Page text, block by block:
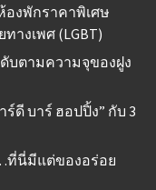
องพักราคาพิเศษ
งเพศ (LGBT)
บตามความจุของฝูง
ดี บาร์ ฮอปปิ้ง” กับ 3
ที่นี่มีแต่ของอร่อย